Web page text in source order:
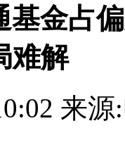
基金占
难解
来源